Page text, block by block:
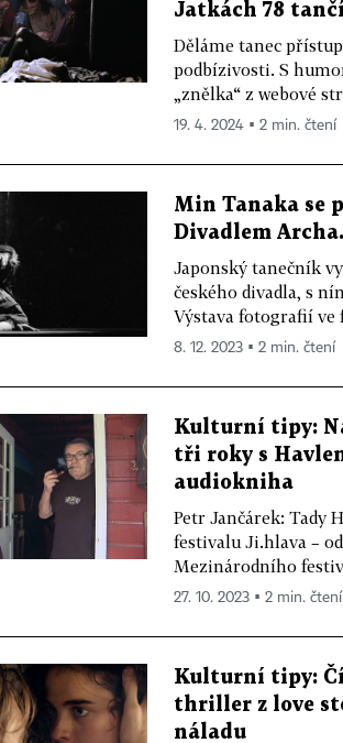
Jatkách 78
Děláme tanec
podbízivosti. S
„znělka“ z webové
19. 4. 2024 ▪ 2 min. čtení
Min Tanaka se
Divadlem
Japonský tanečník
českého divadla, s
Výstava fotografií ve
8. 12. 2023 ▪ 2 min. čtení
Kulturní tipy:
tři roky s
audiokniha
Petr Jančárek: Tady
festivalu Ji.hlava –
Mezinárodního
27. 10. 2023 ▪ 2 min. čtení
Kulturní tipy:
thriller z love
náladu